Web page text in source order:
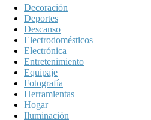
Decoración
Deportes
Descanso
Electrodomésticos
Electrónica
Entretenimiento
Equipaje
Fotografía
Herramientas
Hogar
Iluminación